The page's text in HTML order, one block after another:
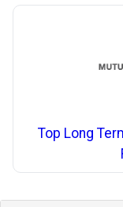
Top Long